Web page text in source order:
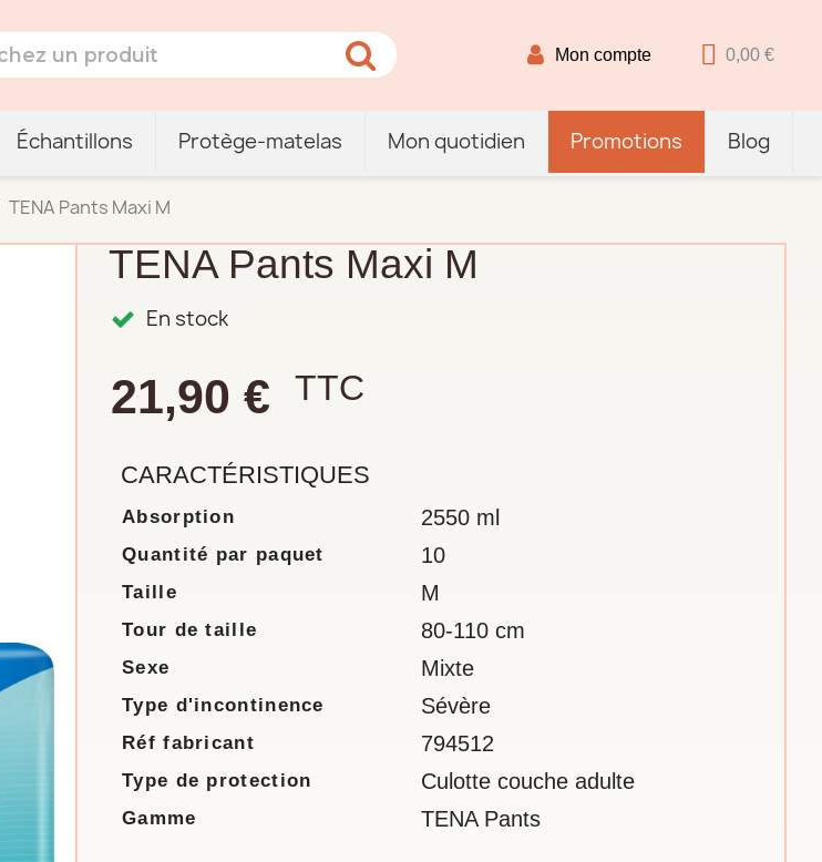
Mon compte 0,00 €
Échantillons Protège-matelas Mon quotidien Promotions Blog
TENA Pants Maxi M
TENA Pants Maxi M
En stock
21,90 € TTC
CARACTÉRISTIQUES
Absorption 2550 ml
Quantité par paquet 10
Taille M
Tour de taille 80-110 cm
Sexe Mixte
Type d'incontinence Sévère
Réf fabricant 794512
Type de protection Culotte couche adulte
Gamme TENA Pants